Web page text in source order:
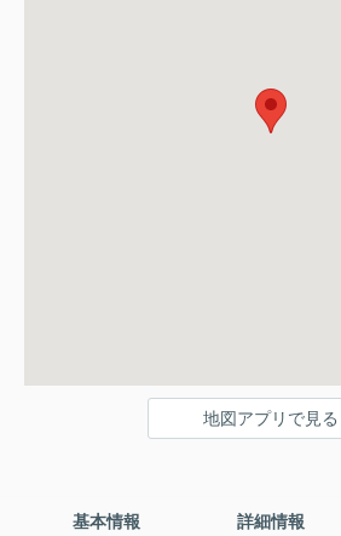
地図アプリで見る
基本情報 詳細情報